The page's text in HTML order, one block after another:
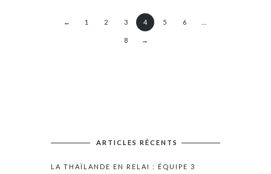
← 1 2 3 4 5 6
8 →
ARTICLES RÉCENTS
LA THAÏLANDE EN RELAI : ÉQUIPE 3